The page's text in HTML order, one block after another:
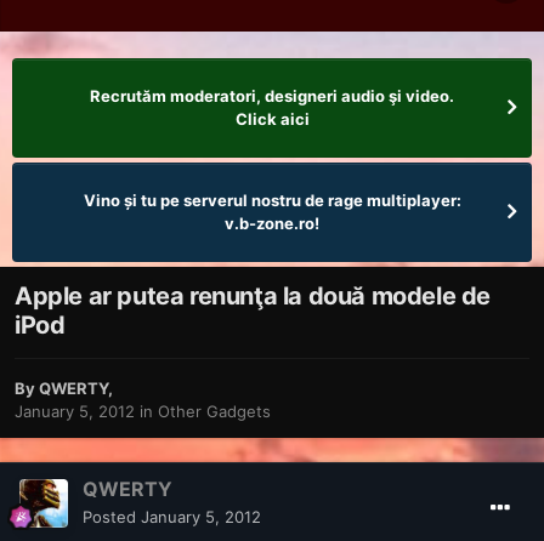
Recrutăm moderatori, designeri audio şi video.
Click aici
Vino și tu pe serverul nostru de rage multiplayer:
v.b-zone.ro!
Apple ar putea renunţa la două modele de
iPod
ByQWERTY,
January 5, 2012 in Other Gadgets
QWERTY
Posted January 5, 2012